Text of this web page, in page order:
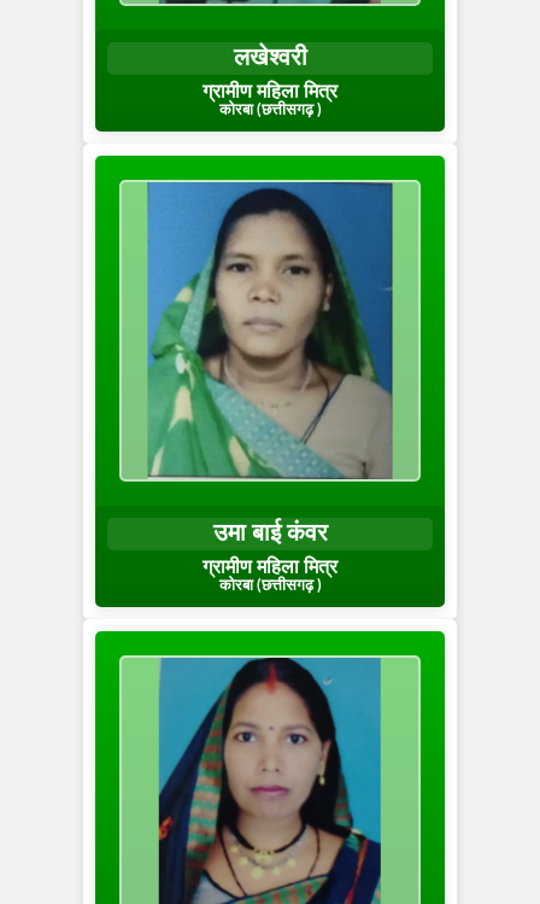
लखेश्वरी
ग्रामीण महिला मित्र
कोरबा (छत्तीसगढ़ )
उमा बाई कंवर
ग्रामीण महिला मित्र
कोरबा (छत्तीसगढ़ )